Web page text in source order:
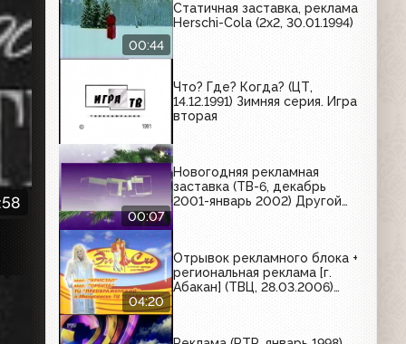
00:44
Статичная заставка, реклама
Herschi-Cola (2х2, 30.01.1994)
Что? Где? Когда? (ЦТ,
14.12.1991) Зимняя серия. Игра
вторая
00:07
Новогодняя рекламная
заставка (ТВ-6, декабрь
2001-январь 2002) Другой
04:20
Отрывок рекламного блока +
региональная реклама [г.
Абакан] (ТВЦ, 28.03.2006)